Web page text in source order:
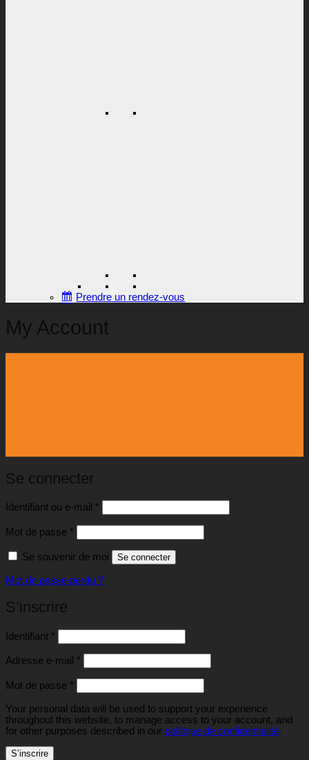
Prendre un rendez-vous
My Account
Se connecter
Identifiant ou e-mail *
Mot de passe * Obligatoire
Se souvenir de moi Se connecter
Mot de passe perdu ?
S’inscrire
Identifiant *
Adresse e-mail *
Mot de passe *
Your personal data will be used to support your experience
throughout this website, to manage access to your account, and
for other purposes described in our politique de confidentialité.
S’inscrire